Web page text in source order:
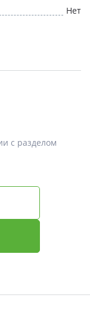
Нет
с разделом